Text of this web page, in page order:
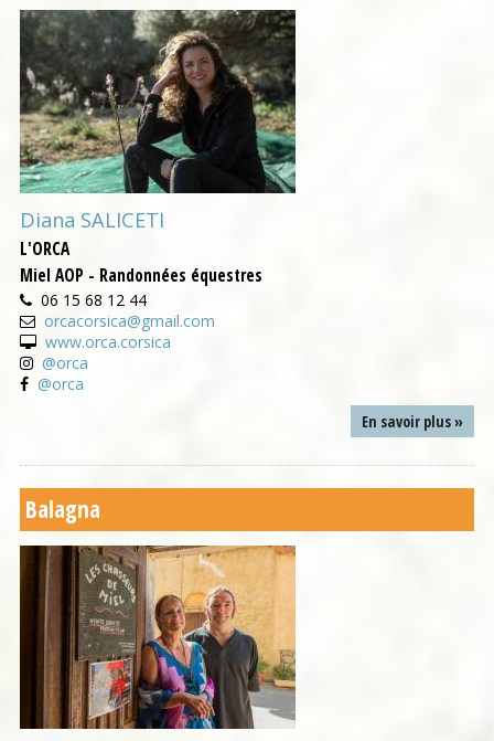
Diana SALICETI
L'ORCA
Miel AOP - Randonnées équestres
06 15 68 12 44
orcacorsica@gmail.com
www.orca.corsica
@orca
@orca
En savoir plus »
Balagna